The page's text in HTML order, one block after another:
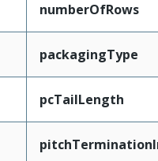
numberOfRows
packagingType
pcTailLength